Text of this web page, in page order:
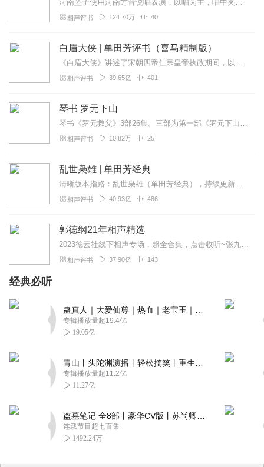
《金枪小五梅》《罗家将》牛崇光大鼓书《呼杨合兵》《凌霄汉》
免责声明 本主播提供的戏曲资源收集于互联网和朋友赠送，仅供欣
即给予删除
更多牛崇光，刘汉飞，张志云，晁岱民，沈起功大鼓书等唱片，音
频，视频等戏曲内容请关注我们
《金枪小五梅》《罗家将》牛崇光大鼓书《呼杨合兵》《凌霄汉》
免责声明 本主播提供的戏曲资源收集于互联网和朋友赠送，仅供欣
赏，学习交流，如存在版权问题或侵犯您的利益请通知我们，将立
听友333711846
2024-10-29
刘锋_3n
2023-02-12
河南坠子使用河南方音说唱表演，以唱为主，唱中夹说，所用唱腔主要包括“平腔”、“快扎板”、“武板”、“五字坎”和“垛板”等。唱词基本为七字句。伴奏者拉坠琴，有的并...
相声评书 124.70万 40
白眉大侠 | 单田芳评书（喜马精制版）
《白眉大侠》讲述了宋朝四帝仁宗皇帝执政期间，以徐良、白云瑞为书胆，包括七侠、大五义、小五义、小七杰等众开封府校尉，在八王赵德芳、包拯、颜查散等清官的支持下，为保...
相声评书 39.65亿 401
琴书 罗元下山
琴书《罗元救父》3部26集。三部为第一部《罗元下山》第二部《罗元力杀四门》第三部《罗元大破安南》。大唐李世民坐殿，安南八国造反，罗通挂帅被困乌龙城，罗元下山两次...
相声评书 10.82万 25
乱世枭雄 | 单田芳经典
清晰版本指路：乱世枭雄（单田芳经典），持续更新中《乱世枭雄》讲的是东北王张作霖和其子少帅张学良的传奇故事，是著名评书艺术家单田芳先生根据大量的历史材料和广为流传...
相声评书 40.93亿 486
郭德纲21年相声精选
2023德云社线下相声专场，超全合集，点击收听~张九龄2023年线下专场，全新上线~孟鹤堂2023年线下专场，爆笑收听~高峰栾云平2023年线下专场，超新首发~...
相声评书 37.90亿 143
经典必听
专辑播放量超19.4亿
19.05亿
专辑播放量超11.2亿
11.27亿
连载节目超七百集
1492.24万